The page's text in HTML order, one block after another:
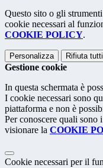
Questo sito o gli
cookie necessari al
COOKIE POLICY.
Personalizza Rifiuta tutti
Gestione cookie
In questa schermata è
I cookie necessari sono
piattaforma e non è
Per conoscere quali sono
visionare la COOKIE
Cookie necessari per il